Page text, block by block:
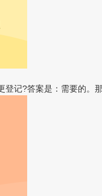
记?答案是：需要的。